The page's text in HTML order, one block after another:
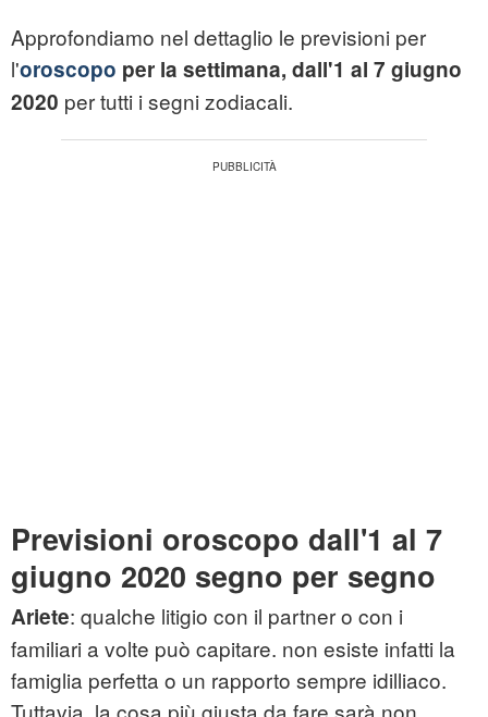
Approfondiamo nel dettaglio le previsioni per
l'oroscopo per la settimana, dall'1 al 7 giugno
2020 per tutti i segni zodiacali.
Previsioni oroscopo dall'1 al 7
giugno 2020 segno per segno
Ariete: qualche litigio con il partner o con i
familiari a volte può capitare. non esiste infatti la
famiglia perfetta o un rapporto sempre idilliaco.